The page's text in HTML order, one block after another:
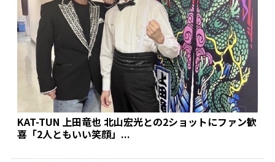
KAT-TUN 上田竜也 北山宏光との2ショットにファン歓
喜「2人ともいい笑顔」...